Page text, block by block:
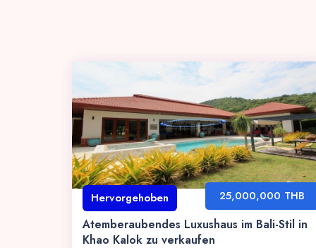
Hervorgehoben
Atemberaubendes Luxushaus im Bali-Stil in
Khao Kalok zu verkaufen
25,000,000 THB